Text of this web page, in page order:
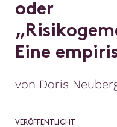
oder
„Risikogem
Eine empiri
von Doris
VERÖFFENTLICHT